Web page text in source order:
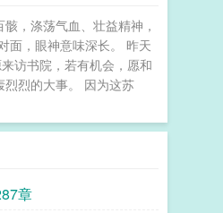
，涤荡气血、壮益精神，
面，眼神意味深长。 昨天
访书院，若有机会，愿和
烈的大事。 因为这苏
章